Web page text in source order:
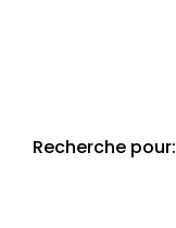
Recherche pour: